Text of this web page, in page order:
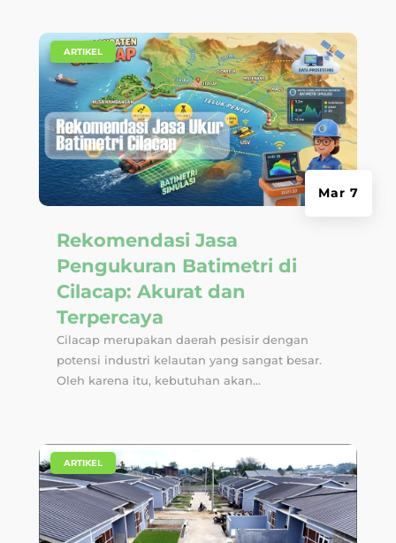
Rekomendasi Jasa
Pengukuran Batimetri di
Cilacap: Akurat dan
Terpercaya
Mar 7
ARTIKEL
Cilacap merupakan daerah pesisir dengan
potensi industri kelautan yang sangat besar.
Oleh karena itu, kebutuhan akan...
ARTIKEL